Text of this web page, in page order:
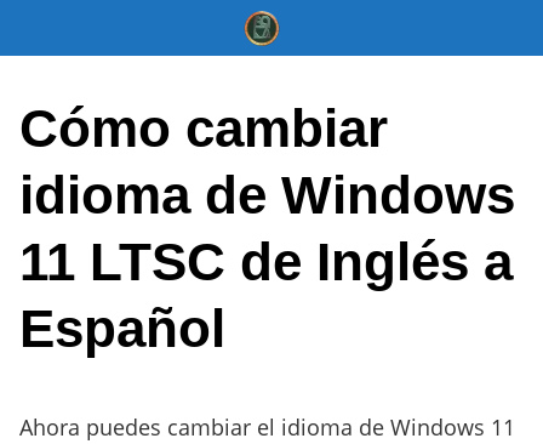
Cómo cambiar
idioma de Windows
11 LTSC de Inglés a
Español
Ahora puedes cambiar el idioma de Windows 11